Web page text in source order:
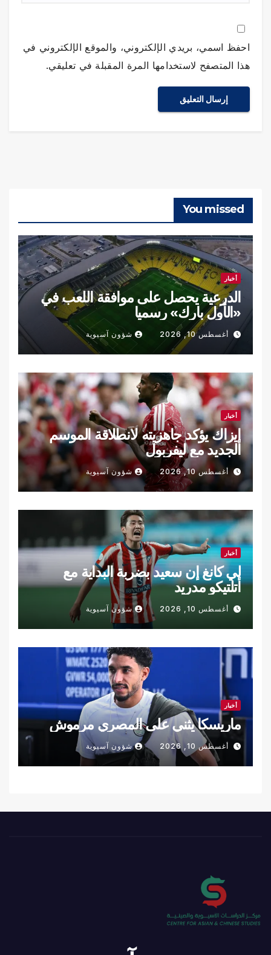
احفظ اسمي، بريدي الإلكتروني، والموقع الإلكتروني في
هذا المتصفح لاستخدامها المرة المقبلة في تعليقي.
You missed
أخبار
الدرعية يحصل على موافقة اللعب في
«الأول بارك» رسميا
أغسطس 10, 2026 شؤون آسيوية
أخبار
إيزاك يؤكد جاهزيته لانطلاقة الموسم
الجديد مع ليفربول
أغسطس 10, 2026 شؤون آسيوية
أخبار
لي كانغ إن سعيد بضربة البداية مع
أتلتيكو مدريد
أغسطس 10, 2026 شؤون آسيوية
أخبار
ماريسكا يثني على المصري مرموش
أغسطس 10, 2026 شؤون آسيوية